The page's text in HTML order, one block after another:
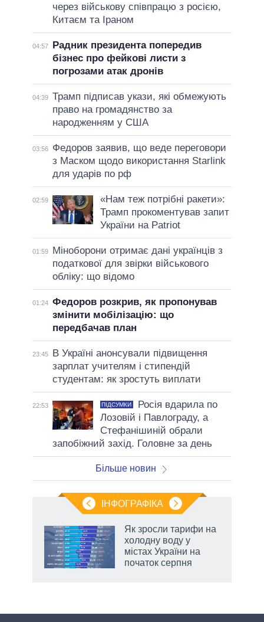
через військову співпрацю з росією,
Китаєм та Іраном
04:57
Радник президента попередив
бізнес про фейкові листи з
погрозами атак дронів
04:39 Трамп підписав укази, які обмежують
право на громадянство за
народженням у США
03:56
Федоров заявив, що веде переговори
з Маском щодо використання Starlink
для ударів по рф
02:59
«Нам теж потрібні ракети»:
Трамп прокоментував запит
України на Patriot
01:59
Міноборони отримає дані українців з
податкової для звірки військового
обліку: що відомо
01:24 Федоров розкрив, як пропонував
змінити мобілізацію: що
передбачав план
23:45
В Україні анонсували підвищення
зарплат учителям і стипендій
студентам: як зростуть виплати
22:53 ПІДСУМКИ
Росія вдарила по
Лозовій і Павлограду, а
Стефанішиній обрали
запобіжний захід. Головне за день
Більше новин
ІНФОГРАФІКА
Як зросли тарифи на
холодну воду у
містах України на
початок серпня